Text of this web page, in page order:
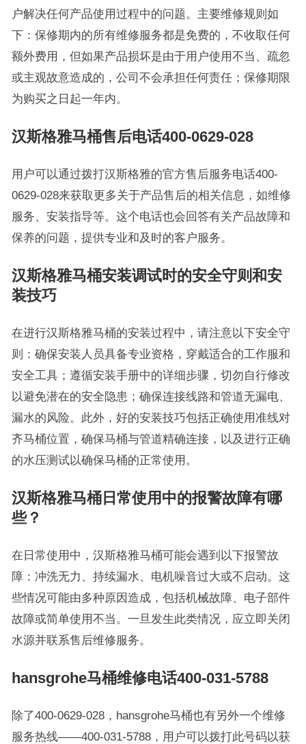
户解决任何产品使用过程中的问题。主要维修规则如
下：保修期内的所有维修服务都是免费的，不收取任何
额外费用，但如果产品损坏是由于用户使用不当、疏忽
或主观故意造成的，公司不会承担任何责任；保修期限
为购买之日起一年内。
汉斯格雅马桶售后电话400-0629-028
用户可以通过拨打汉斯格雅的官方售后服务电话400-
0629-028来获取更多关于产品售后的相关信息，如维修
服务、安装指导等。这个电话也会回答有关产品故障和
保养的问题，提供专业和及时的客户服务。
汉斯格雅马桶安装调试时的安全守则和安
装技巧
在进行汉斯格雅马桶的安装过程中，请注意以下安全守
则：确保安装人员具备专业资格，穿戴适合的工作服和
安全工具；遵循安装手册中的详细步骤，切勿自行修改
以避免潜在的安全隐患；确保连接线路和管道无漏电、
漏水的风险。此外，好的安装技巧包括正确使用准线对
齐马桶位置，确保马桶与管道精确连接，以及进行正确
的水压测试以确保马桶的正常使用。
汉斯格雅马桶日常使用中的报警故障有哪
些？
在日常使用中，汉斯格雅马桶可能会遇到以下报警故
障：冲洗无力、持续漏水、电机噪音过大或不启动。这
些情况可能由多种原因造成，包括机械故障、电子部件
故障或简单使用不当。一旦发生此类情况，应立即关闭
水源并联系售后维修服务。
hansgrohe马桶维修电话400-031-5788
除了400-0629-028，hansgrohe马桶也有另外一个维修
服务热线——400-031-5788，用户可以拨打此号码以获